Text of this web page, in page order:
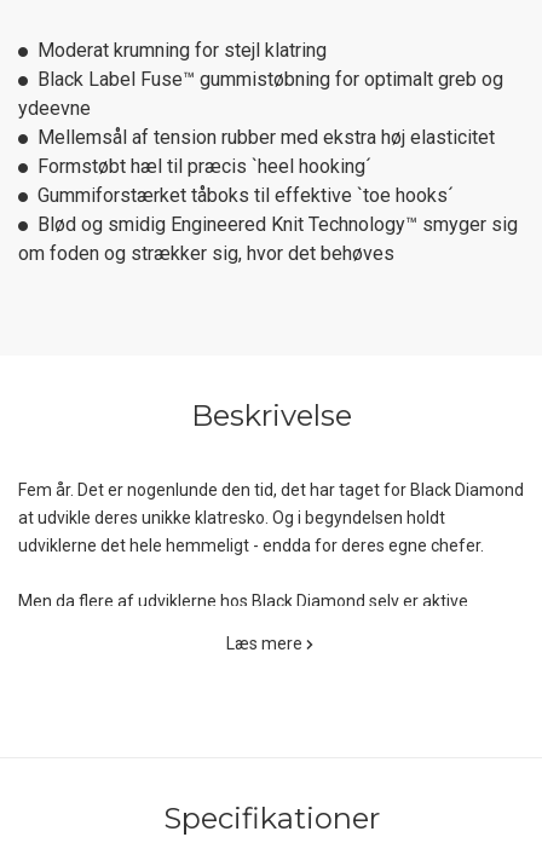
Moderat krumning for stejl klatring
Black Label Fuse™ gummistøbning for optimalt greb og
ydeevne
Mellemsål af tension rubber med ekstra høj elasticitet
Formstøbt hæl til præcis `heel hooking´
Gummiforstærket tåboks til effektive `toe hooks´
Blød og smidig Engineered Knit Technology™ smyger sig
om foden og strækker sig, hvor det behøves
Beskrivelse
Fem år. Det er nogenlunde den tid, det har taget for Black Diamond
at udvikle deres unikke klatresko. Og i begyndelsen holdt
udviklerne det hele hemmeligt - endda for deres egne chefer.
Men da flere af udviklerne hos Black Diamond selv er aktive
giver fine justeringsmuligheder og god trykfordeling. Den støbte
Læs mere
Specifikationer